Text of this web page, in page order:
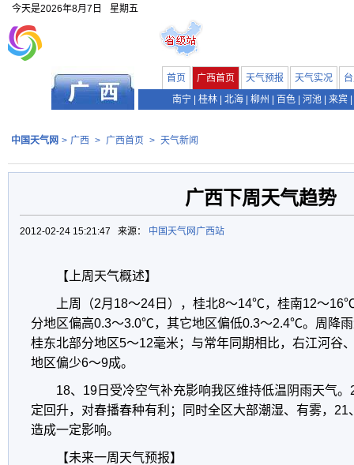
今天是2026年8月7日 星期五
首页 广西首页 天气预报 天气实况
南宁
桂林 北海 柳州 百色 河池 来宾
中国天气网 > 广西 > 广西首页 > 天气新闻
广西下周天气趋势
2012-02-24 15:21:47 来源： 中国天气网广西站
【上周天气概述】
上周（2月18～24日），桂北8～14℃，桂南12～
分地区偏高0.3～3.0℃，其它地区偏低0.3～2.4℃。周降
桂东北部分地区5～12毫米；与常年同期相比，右江河谷
地区偏少6～9成。
18、19日受冷空气补充影响我区维持低温阴雨天气
定回升，对春播春种有利；同时全区大部潮湿、有雾，
造成一定影响。
【未来一周天气预报】